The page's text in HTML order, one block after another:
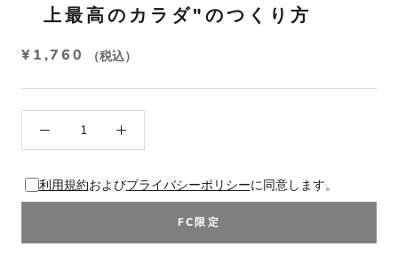
上最高のカラダ"のつくり方
¥1,760 （税込）
利用規約およびプライバシーポリシーに同意します。
FC限定